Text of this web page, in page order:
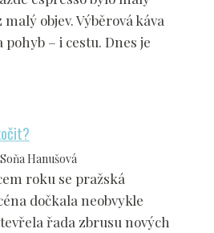
objev. Výběrová káva
– i cestu. Dnes je
Soňa Hanušová
roku se pražská
dočkala neobvykle
řada zbrusu nových